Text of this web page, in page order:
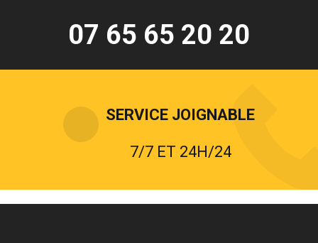
07 65 65 20 20
SERVICE JOIGNABLE
7/7 ET 24H/24